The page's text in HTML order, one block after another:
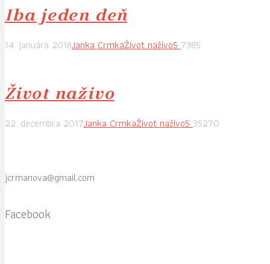
Iba jeden deň
14. januára 2018Janka CrmkaŽivot naživo57385
Život naživo
22. decembra 2017Janka CrmkaŽivot naživo535270
jcrmanova@gmail.com
Facebook